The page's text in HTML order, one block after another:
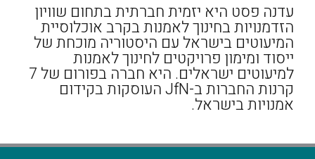
עדנה פסט היא יזמית חברתית בתחום שוויון
הזדמנויות בחינוך לאמנות בקרב אוכלוסיית
המיעוטים בישראל עם היסטוריה מוכחת של
ייסוד ומימון פרויקטים לחינוך לאמנות
למיעוטים ישראלים. היא חברה בפורום של 7
קרנות החברות ב-JfN העוסקות בקידום
אמנויות בישראל.